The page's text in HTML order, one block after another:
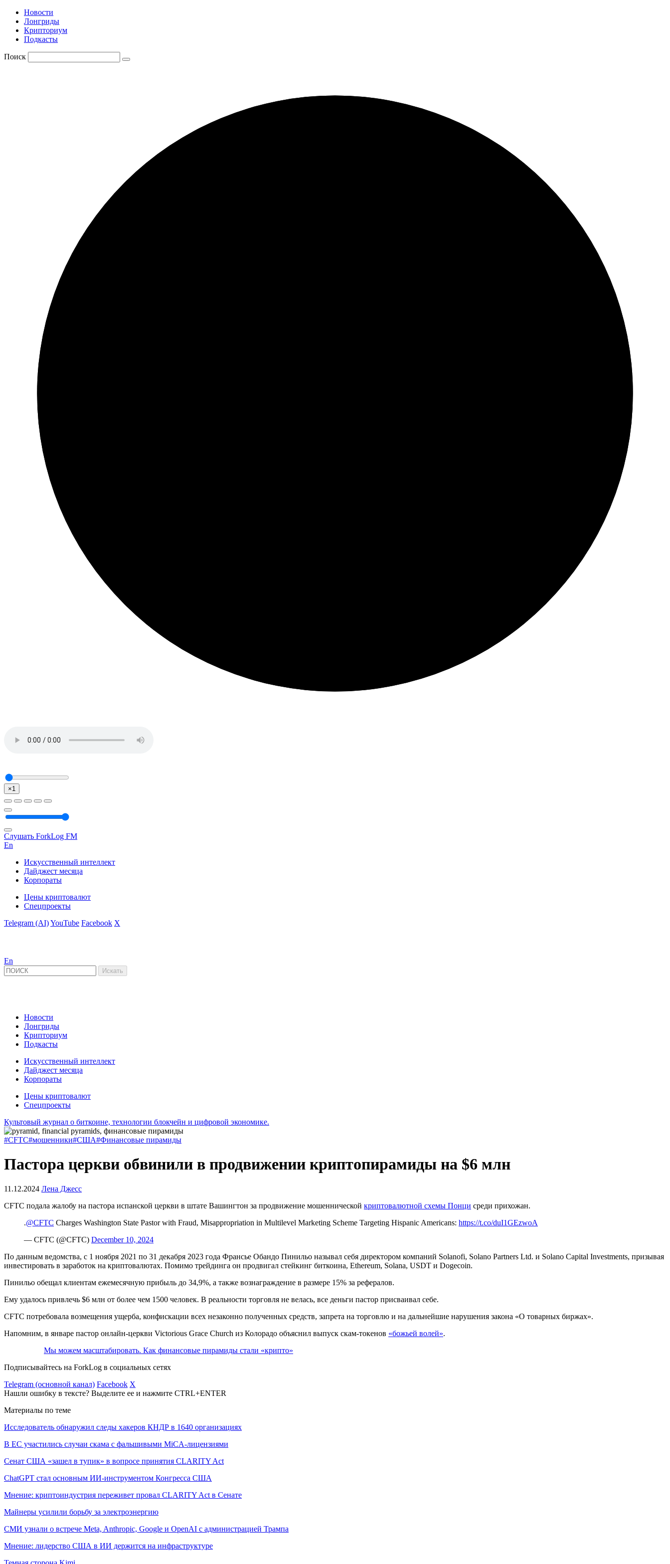
Новости
Лонгриды
Крипториум
Подкасты
Поиск
×1
Слушать ForkLog FM
En
Искусственный интеллект
Дайджест месяца
Корпораты
Цены криптовалют
Спецпроекты
Telegram (AI)YouTube Facebook X
En
Новости
Лонгриды
Крипториум
Подкасты
Искусственный интеллект
Дайджест месяца
Корпораты
Цены криптовалют
Спецпроекты
Культовый журнал о биткоине, технологии блокчейн и цифровой экономике.
#CFTC#мошенники#США#Финансовые пирамиды
Пастора церкви обвинили в продвижении криптопирамиды на $6 млн
11.12.2024 Лена Джесс
CFTC подала жалобу на пастора испанской церкви в штате Вашингтон за продвижение мошеннической криптовалютной схемы Понци среди прихожан.
.@CFTC Charges Washington State Pastor with Fraud, Misappropriation in Multilevel Marketing Scheme Targeting Hispanic Americans: https://t.co/duI1GEzwoA
— CFTC (@CFTC) December 10, 2024
По данным ведомства, с 1 ноября 2021 по 31 декабря 2023 года Франсье Обандо Пинильо называл себя директором компаний Solanofi, Solano Partners Ltd. и Solano Capital Investments, призывая
инвестировать в заработок на криптовалютах. Помимо трейдинга он продвигал стейкинг биткоина, Ethereum, Solana, USDT и Dogecoin.
Пинильо обещал клиентам ежемесячную прибыль до 34,9%, а также вознаграждение в размере 15% за рефералов.
Ему удалось привлечь $6 млн от более чем 1500 человек. В реальности торговля не велась, все деньги пастор присваивал себе.
CFTC потребовала возмещения ущерба, конфискации всех незаконно полученных средств, запрета на торговлю и на дальнейшие нарушения закона «О товарных биржах».
Напомним, в январе пастор онлайн-церкви Victorious Grace Church из Колорадо объяснил выпуск скам-токенов «божьей волей».
Мы можем масштабировать. Как финансовые пирамиды стали «крипто»
Подписывайтесь на ForkLog в социальных сетях
Telegram (основной канал) Facebook X
Нашли ошибку в тексте? Выделите ее и нажмите CTRL+ENTER
Материалы по теме
Исследователь обнаружил следы хакеров КНДР в 1640 организациях
В ЕС участились случаи скама с фальшивыми MiCA-лицензиями
Сенат США «зашел в тупик» в вопросе принятия CLARITY Act
ChatGPT стал основным ИИ-инструментом Конгресса США
Мнение: криптоиндустрия переживет провал CLARITY Act в Сенате
Майнеры усилили борьбу за электроэнергию
СМИ узнали о встрече Meta, Anthropic, Google и OpenAI с администрацией Трампа
Мнение: лидерство США в ИИ держится на инфраструктуре